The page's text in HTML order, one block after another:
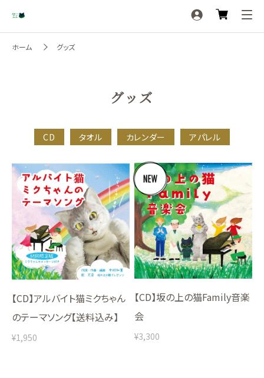
ホーム グッズ
グッズ
CD タオル カレンダー アパレル
【CD】アルバイト猫ミクちゃん
のテーマソング【送料込み】
¥1,950
【CD】坂の上の猫Family音楽
会
¥3,300